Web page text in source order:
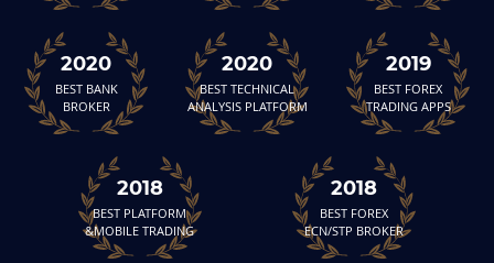
2020
BEST BANK
BROKER
2020
BEST TECHNICAL
ANALYSIS PLATFORM
2019
BEST FOREX
TRADING APPS
2018
BEST PLATFORM
&MOBILE TRADING
2018
BEST FOREX
ECN/STP BROKER